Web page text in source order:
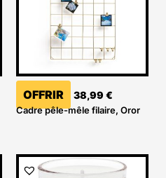
OFFRIR 38,99 €
Cadre pêle-mêle filaire, Oror